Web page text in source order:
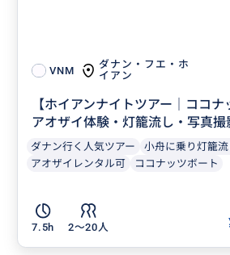
VNM
ダナン・フエ・ホ
イアン
【ホイアンナイトツアー｜ココナ
アオザイ体験・灯籠流し・写真撮
ダナン行く人気ツアー
小舟に乗り灯籠流
アオザイレンタル可
ココナッツボート
7.5h 2〜20人